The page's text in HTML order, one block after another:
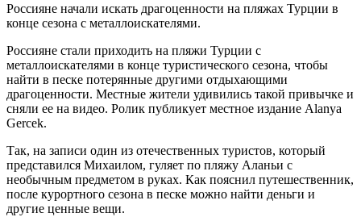
Россияне начали искать драгоценности на пляжах Турции в
конце сезона с металлоискателями.
Россияне стали приходить на пляжи Турции с
металлоискателями в конце туристического сезона, чтобы
найти в песке потерянные другими отдыхающими
драгоценности. Местные жители удивились такой привычке и
сняли ее на видео. Ролик публикует местное издание Alanya
Gercek.
Так, на записи один из отечественных туристов, который
представился Михаилом, гуляет по пляжу Аланьи с
необычным предметом в руках. Как пояснил путешественник,
после курортного сезона в песке можно найти деньги и
другие ценные вещи.